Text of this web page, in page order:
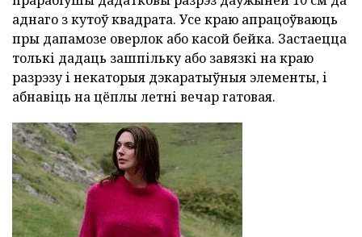
аднаго з кутоў квадрата. Усе краю апрацоўваюць
пры дапамозе оверлок або касой бейка. Застаецца
толькі дадаць зашпільку або завязкі на краю
разрэзу і некаторыя дэкаратыўныя элементы, і
абнавіць на цёплы летні вечар гатовая.